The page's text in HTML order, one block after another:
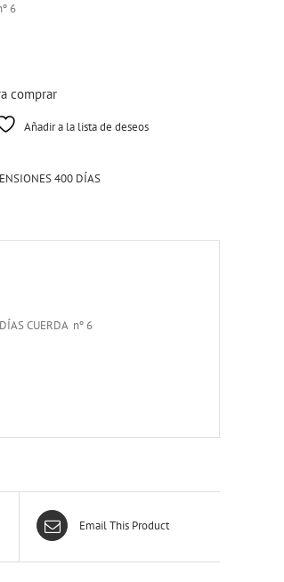
6
comprar
Añadir a la lista de deseos
400 DÍAS
CUERDA nº 6
Email This Product